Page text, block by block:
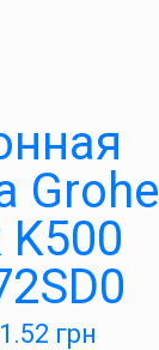
Grohe
K500
грн